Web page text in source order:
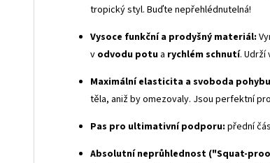
tropický styl. Buďte nepřehlédnutelná!
Vysoce funkční a prodyšný materiál:
v odvodu potu a rychlém schnutí. Udrží
Maximální elasticita a svoboda
těla, aniž by omezovaly. Jsou perfektní pro
Pas pro ultimativní podporu: přední
Absolutní neprůhlednost ("Squat-